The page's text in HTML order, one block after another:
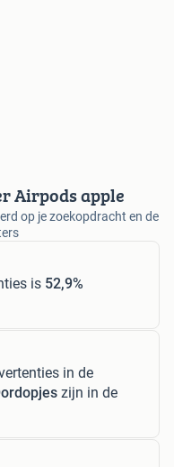
Airpods apple
op je zoekopdracht en de
is 52,9%
in de
zijn in de